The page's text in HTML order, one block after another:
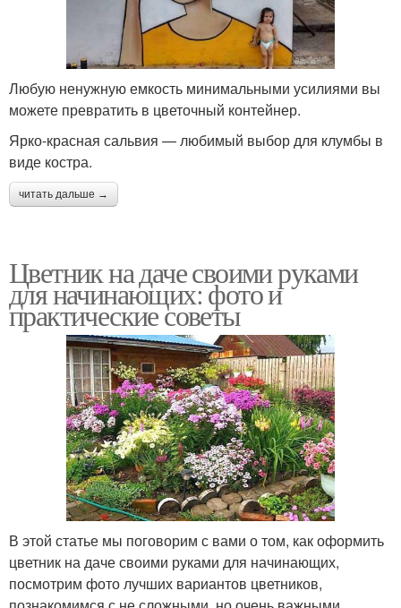
Любую ненужную емкость минимальными усилиями вы
можете превратить в цветочный контейнер.
Ярко-красная сальвия — любимый выбор для клумбы в
виде костра.
читать дальше →
Цветник на даче своими руками
для начинающих: фото и
практические советы
В этой статье мы поговорим с вами о том, как оформить
цветник на даче своими руками для начинающих,
посмотрим фото лучших вариантов цветников,